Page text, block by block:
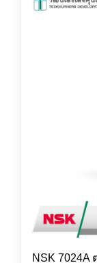
NSK 7024A